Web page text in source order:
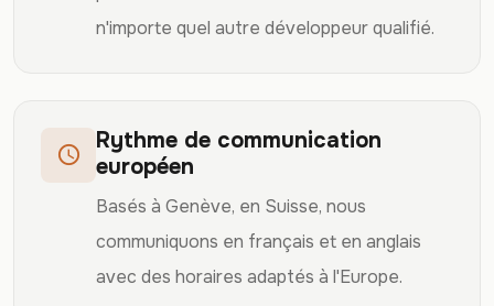
n'importe quel autre développeur qualifié.
schedule
Rythme de communication
européen
Basés à Genève, en Suisse, nous
communiquons en français et en anglais
avec des horaires adaptés à l'Europe.